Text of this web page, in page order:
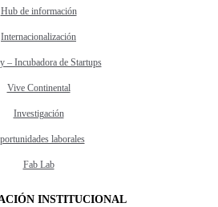
Hub de información
Internacionalización
– Incubadora de Startups
Vive Continental
Investigación
laborales
Fab Lab
INSTITUCIONAL